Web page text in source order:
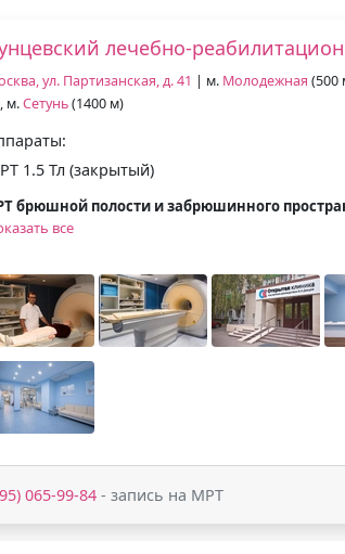
лечебно-
ул. Партизанская, д. 41 | м. Молодежная (500
м.Сетунь(1400 м)
1.5 Тл (закрытый)
брюшной полости и забрюшинного
все
065-99-84 - запись на МРТ